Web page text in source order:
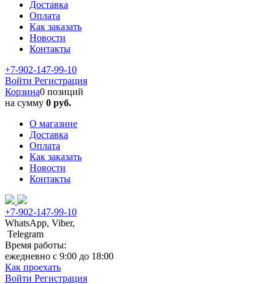
Доставка
Оплата
Как заказать
Новости
Контакты
+7-902-147-99-10
Войти Регистрация
Корзина0 позиций
на сумму 0 руб.
О магазине
Доставка
Оплата
Как заказать
Новости
Контакты
+7-902-147-99-10
WhatsApp, Viber,
Telegram
Время работы:
ежедневно с 9:00 до 18:00
Как проехать
Войти Регистрация